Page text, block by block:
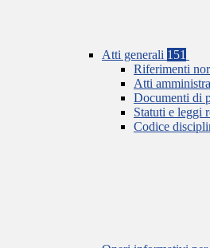
Atti generali 151
Riferimenti
Atti
Documenti di
Statuti e leggi
Codice